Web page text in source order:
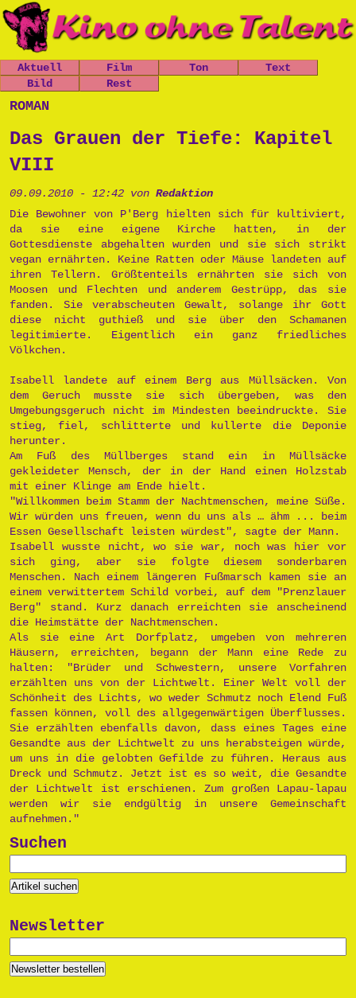
Aktuell
Nachrichten
Termine
Film
Spielfilme
n
Politik
Unsinn
Käseburg
Ton
Das Grauen
der Tiefe
Prinzessin
Cara
Text
der Tiefe
ar
Ausgesproche
nes
Unverständni
sr
Postpunk
Bild
Mitfickrepor
t
Metallwaren
Tschernobyl
Rest
Links
roman
Das Grauen der Tiefe: Kapitel
VIII
09.09.2010 - 12:42 von Redaktion
Die Bewohner von P'Berg hielten sich für kultiviert,
da sie eine eigene Kirche hatten, in der
Gottesdienste abgehalten wurden und sie sich strikt
vegan ernährten. Keine Ratten oder Mäuse landeten auf
ihren Tellern. Größtenteils ernährten sie sich von
Moosen und Flechten und anderem Gestrüpp, das sie
fanden. Sie verabscheuten Gewalt, solange ihr Gott
diese nicht guthieß und sie über den Schamanen
legitimierte. Eigentlich ein ganz friedliches
Völkchen.
Isabell landete auf einem Berg aus Müllsäcken. Von
dem Geruch musste sie sich übergeben, was den
Umgebungsgeruch nicht im Mindesten beeindruckte. Sie
stieg, fiel, schlitterte und kullerte die Deponie
herunter.
Am Fuß des Müllberges stand ein in Müllsäcke
gekleideter Mensch, der in der Hand einen Holzstab
mit einer Klinge am Ende hielt.
"Willkommen beim Stamm der Nachtmenschen, meine Süße.
Wir würden uns freuen, wenn du uns als … ähm ... beim
Essen Gesellschaft leisten würdest", sagte der Mann.
Isabell wusste nicht, wo sie war, noch was hier vor
sich ging, aber sie folgte diesem sonderbaren
Menschen. Nach einem längeren Fußmarsch kamen sie an
einem verwittertem Schild vorbei, auf dem "Prenzlauer
Berg" stand. Kurz danach erreichten sie anscheinend
die Heimstätte der Nachtmenschen.
Als sie eine Art Dorfplatz, umgeben von mehreren
Häusern, erreichten, begann der Mann eine Rede zu
halten: "Brüder und Schwestern, unsere Vorfahren
erzählten uns von der Lichtwelt. Einer Welt voll der
Schönheit des Lichts, wo weder Schmutz noch Elend Fuß
fassen können, voll des allgegenwärtigen Überflusses.
Sie erzählten ebenfalls davon, dass eines Tages eine
Gesandte aus der Lichtwelt zu uns herabsteigen würde,
um uns in die gelobten Gefilde zu führen. Heraus aus
Dreck und Schmutz. Jetzt ist es so weit, die Gesandte
der Lichtwelt ist erschienen. Zum großen Lapau-lapau
werden wir sie endgültig in unsere Gemeinschaft
aufnehmen."
Suchen
Newsletter